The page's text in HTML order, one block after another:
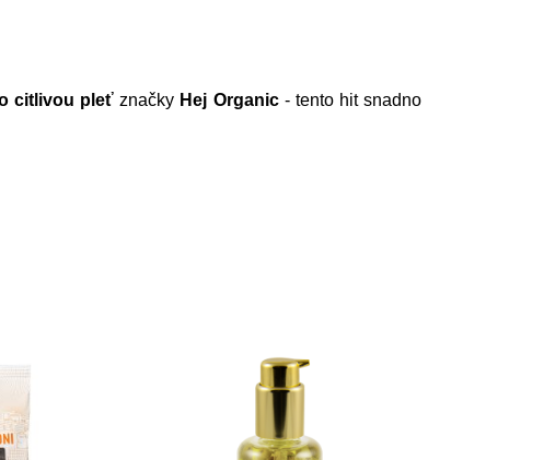
citlivou pleť značky Hej Organic- tento hit snadno